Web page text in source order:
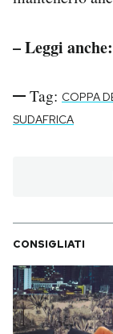
– Leggi anche:
Tag: COPPA
SUDAFRICA
CONSIGLIATI